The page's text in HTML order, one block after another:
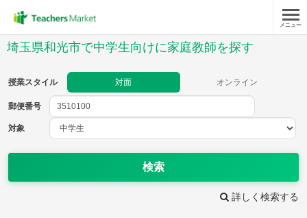
メニュー
埼玉県和光市で中学生向けに家庭教師を探す
授業スタイル 対面 オンライン
郵便番号
対象
検索
詳しく検索する
郵便番号